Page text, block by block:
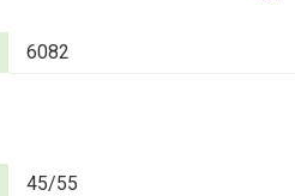
6082
45/55